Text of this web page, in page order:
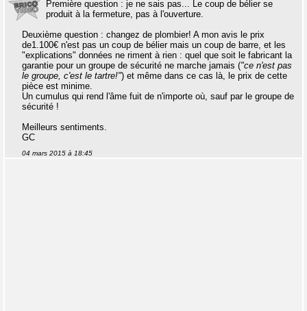
Première question : je ne sais pas... Le coup de bélier se
produit à la fermeture, pas à l'ouverture.
Deuxième question : changez de plombier! A mon avis le prix
de1.100€ n'est pas un coup de bélier mais un coup de barre, et les
"explications" données ne riment à rien : quel que soit le fabricant la
garantie pour un groupe de sécurité ne marche jamais ("ce n'est pas
le groupe, c'est le tartre!") et même dans ce cas là, le prix de cette
pièce est minime.
Un cumulus qui rend l'âme fuit de n'importe où, sauf par le groupe de
sécurité !
Meilleurs sentiments.
GC
04 mars 2015 à 18:45